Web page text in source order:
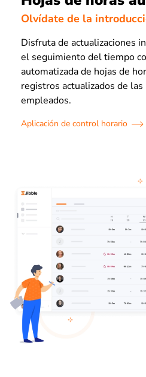
Olvídate de la
Disfruta de actualizaciones
el seguimiento del tiempo
automatizada de hojas de
registros actualizados de
empleados.
Aplicación de control horario